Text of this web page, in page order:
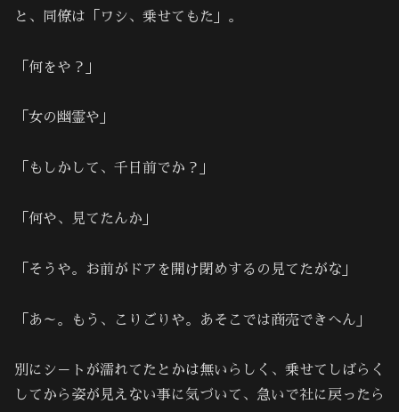
と、同僚は「ワシ、乗せてもた」。
「何をや？」
「女の幽霊や」
「もしかして、千日前でか？」
「何や、見てたんか」
「そうや。お前がドアを開け閉めするの見てたがな」
「あ～。もう、こりごりや。あそこでは商売できへん」
別にシ－トが濡れてたとかは無いらしく、乗せてしばらく
してから姿が見えない事に気づいて、急いで社に戻ったら